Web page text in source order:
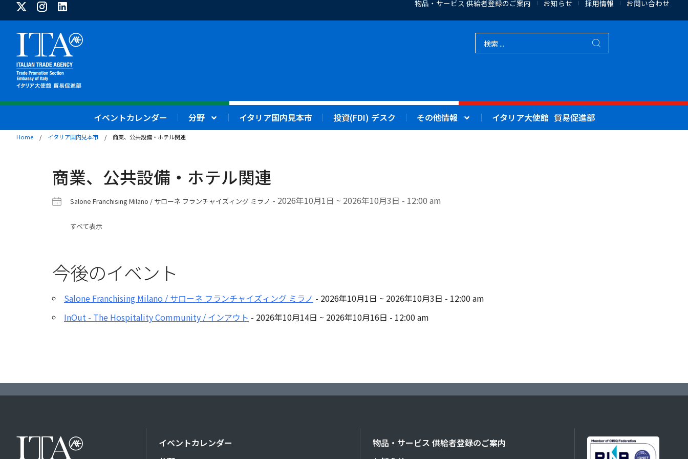
物品・サービス 供給者登録のご案内 お知らせ 採用情報 お問い合わせ
イベントカレンダー 分野 イタリア国内見本市 投資(FDI) デスク その他情報 イタリア大使館 貿易促進部
Home / イタリア国内見本市 / 商業、公共設備・ホテル関連
商業、公共設備・ホテル関連
Salone Franchising Milano / サローネ フランチャイズィング ミラノ - 2026年10月1日 ~ 2026年10月3日 - 12:00 am
すべて表示
今後のイベント
Salone Franchising Milano / サローネ フランチャイズィング ミラノ - 2026年10月1日 ~ 2026年10月3日 - 12:00 am
InOut - The Hospitality Community / インアウト - 2026年10月14日 ~ 2026年10月16日 - 12:00 am
イベントカレンダー
物品・サービス 供給者登録のご案内